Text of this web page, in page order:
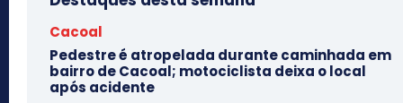
Cacoal
Pedestre é atropelada durante caminhada em
bairro de Cacoal; motociclista deixa o local
após acidente